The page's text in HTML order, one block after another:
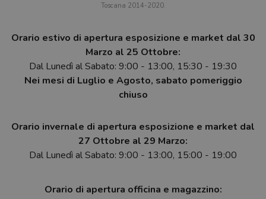
Toscana 2014-2020.
Orario estivo di apertura esposizione e market dal 30
Marzo al 25 Ottobre:
Dal Lunedì al Sabato: 9:00 - 13:00, 15:30 - 19:30
Nei mesi di Luglio e Agosto, sabato pomeriggio
chiuso
Orario invernale di apertura esposizione e market dal
27 Ottobre al 29 Marzo:
Dal Lunedì al Sabato: 9:00 - 13:00, 15:00 - 19:00
Orario di apertura officina e magazzino: